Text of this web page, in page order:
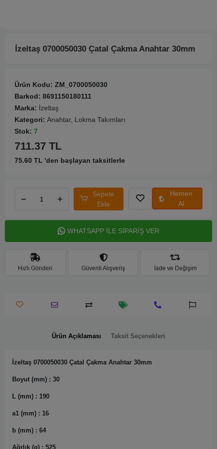
İzeltaş 0700050030 Çatal Çakma Anahtar 30mm
Ürün Kodu: ZM_0700050030
Barkod: 8691150180111
Marka: İzeltaş
Kategori: Anahtar, Lokma Takımları
Stok: 7
711.37 TL
75.60 TL 'den başlayan taksitlerle
Sepete
Ekle
Hemen
Al
WHATSAPP İLE SİPARİŞ VER
Hızlı Gönderi Güvenli Alışveriş İade ve Değişim
Ürün Açıklaması Taksit Seçenekleri
İzeltaş 0700050030 Çatal Çakma Anahtar 30mm
Boyut (mm) : 30
L (mm) : 190
a1 (mm) : 16
b (mm) : 64
Ağrlık (g) : 525